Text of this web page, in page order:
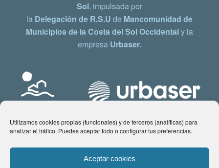
Utilizamos cookies propias (funcionales) y de terceros (analíticas) para
analizar el tráfico. Puedes aceptar todo o configurar tus preferencias.
Aceptar cookies
Sol, impulsada por
la Delegación de R.S.U de Mancomunidad de
Municipios de la Costa del Sol Occidentaly la
empresa Urbaser.